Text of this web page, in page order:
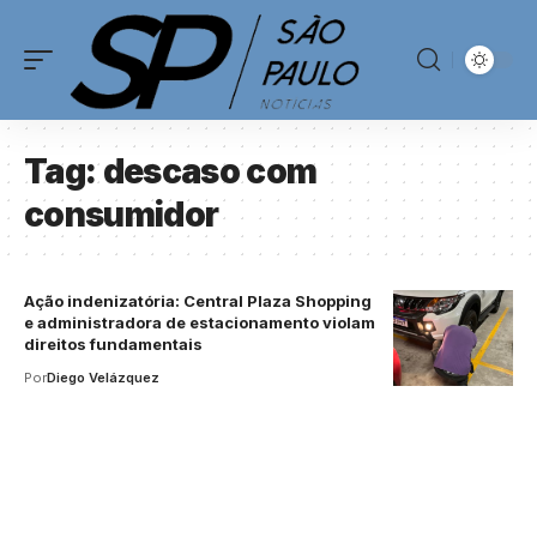
Tag:descaso com
consumidor
Ação indenizatória: Central Plaza Shopping
e administradora de estacionamento violam
direitos fundamentais
PorDiego Velázquez